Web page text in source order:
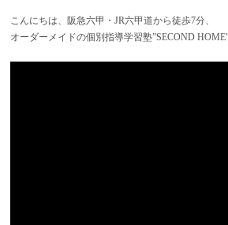
こんにちは、阪急六甲・JR六甲道から徒歩7分、
オーダーメイドの個別指導学習塾”SECOND